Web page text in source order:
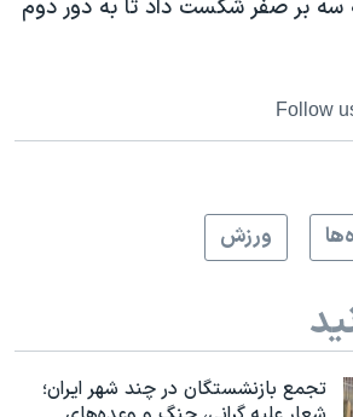
سه بر صفر شکست داد تا به دور دوم
Follow
ورزش
تجمع بازنشستگان در چند شهر ایران؛